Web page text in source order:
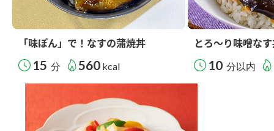
「味ぽん」で！なすの蒲焼丼
15 分 560 kcal
とろ～り味噌な
10 分以内